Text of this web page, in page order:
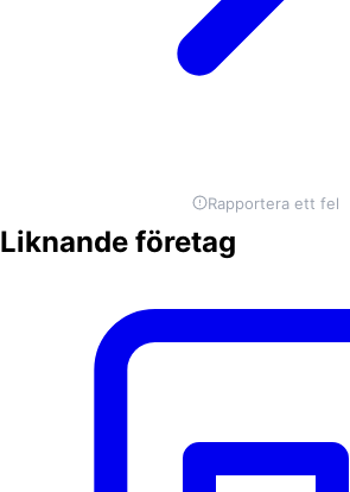
Rapportera ett fel
Liknande företag